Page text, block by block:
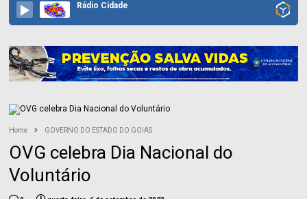
Rádio Cidade
Home GOVERNO DO ESTADO DO GOIÁS
OVG celebra Dia Nacional do
Voluntário